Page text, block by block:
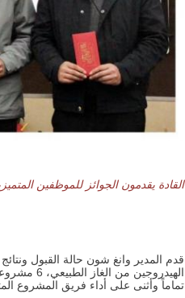
القادة يقدمون الجوائز للموظفين
تماماً وأثنى على أداء فريق المشروع